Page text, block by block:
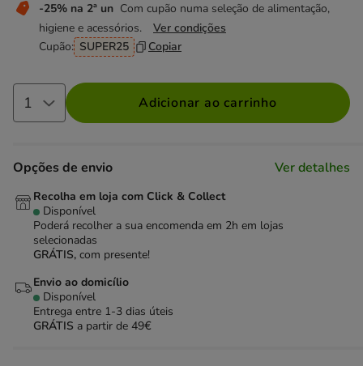
-25% na 2ª un Com cupão numa seleção de alimentação,
higiene e acessórios.
Ver condições
Cupão: SUPER25 Copiar
Adicionar ao carrinho
Opções de envio Ver detalhes
Recolha em loja com Click & Collect
Disponível
Poderá recolher a sua encomenda em 2h em lojas
selecionadas
GRÁTIS, com presente!
Envio ao domicílio
Disponível
Entrega entre 1-3 dias úteis
GRÁTIS a partir de 49€